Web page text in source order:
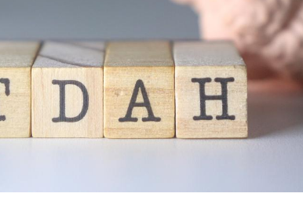
VIH : la fin du comprimé
Pourquoi votre ventre
gâche-t-il les premiers
jours de vos vacances ?